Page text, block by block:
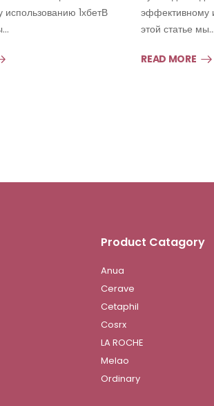
1хбетВ
эффективному
этой статье мы…
READ MORE
Product Catagory
Anua
Cerave
Cetaphil
Cosrx
LA ROCHE
Melao
Ordinary